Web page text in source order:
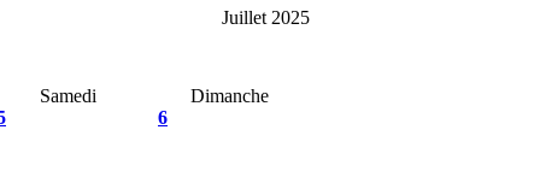
Juillet 2025
Samedi
Dimanche
6